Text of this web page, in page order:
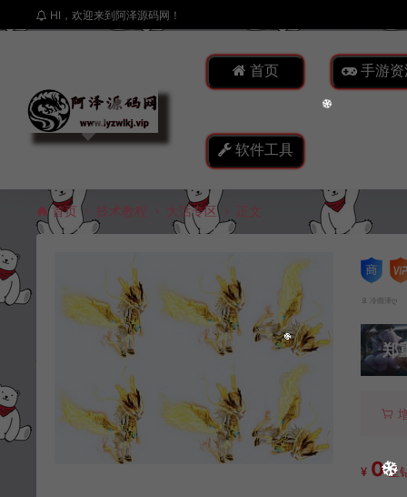
HI，欢迎来到阿泽源码网！
首页 手游资
软件工具
首页 技术教程 大话专区 正文
冷雨泽ღ
郑
¥ 0 星